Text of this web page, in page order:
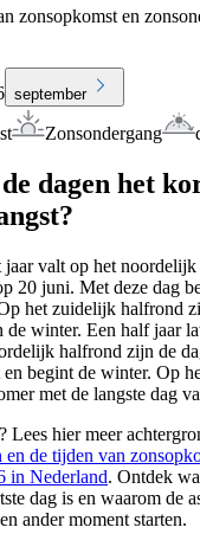
zonsopkomst en
september
Zonsondergang
dagen het
jaar valt op het
20 juni. Met deze dag
het zuidelijk halfrond
de winter. Een half jaar
halfrond zijn de
en begint de winter. Op
met de langste dag
Lees hier meer
en de tijden van
in Nederland. Ontdek
dag is en waarom de
ander moment starten.